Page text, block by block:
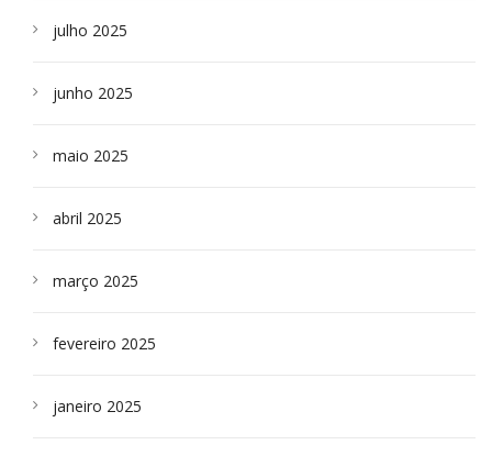
julho 2025
junho 2025
maio 2025
abril 2025
março 2025
fevereiro 2025
janeiro 2025